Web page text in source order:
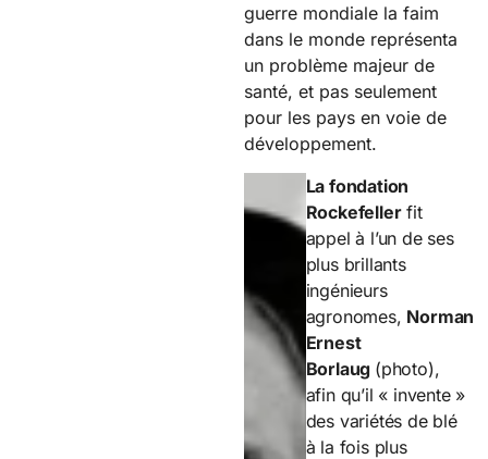
guerre mondiale la faim
dans le monde représenta
un problème majeur de
santé, et pas seulement
pour les pays en voie de
développement.
La fondation
Rockefellerfit
appel à l’un de ses
plus brillants
ingénieurs
agronomes, Norman
Ernest
Borlaug (photo),
afin qu’il « invente »
des variétés de blé
à la fois plus